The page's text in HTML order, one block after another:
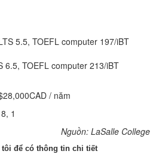
5.5, TOEFL computer 197/iBT
6.5, TOEFL computer 213/iBT
/ năm
1
Nguồn: LaSalle College
để có thông tin chi tiết